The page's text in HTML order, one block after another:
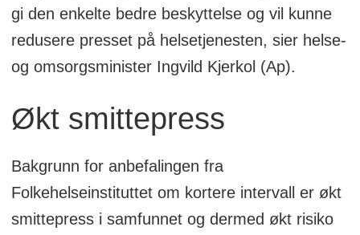
gi den enkelte bedre beskyttelse og vil kunne
redusere presset på helsetjenesten, sier helse-
og omsorgsminister Ingvild Kjerkol (Ap).
Økt smittepress
Bakgrunn for anbefalingen fra
Folkehelseinstituttet om kortere intervall er økt
smittepress i samfunnet og dermed økt risiko